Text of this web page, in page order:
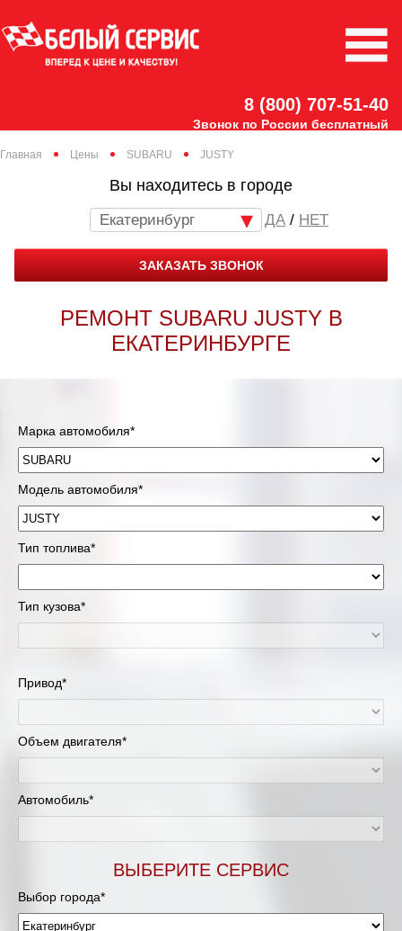
8 (800) 707-51-40
Звонок по России бесплатный
Главная Цены SUBARU JUSTY
Вы находитесь в городе
Екатеринбург / НЕТ
ЗАКАЗАТЬ ЗВОНОК
РЕМОНТ SUBARU JUSTY В
ЕКАТЕРИНБУРГЕ
Марка автомобиля*
Модель автомобиля*
Тип топлива*
Тип кузова*
Привод*
Объем двигателя*
Автомобиль*
ВЫБЕРИТЕ СЕРВИС
Выбор города*